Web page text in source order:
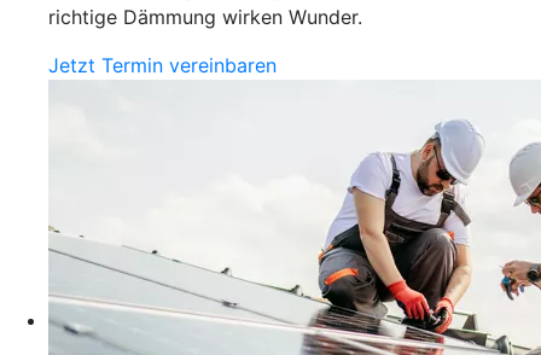
richtige Dämmung wirken Wunder.
Jetzt Termin vereinbaren